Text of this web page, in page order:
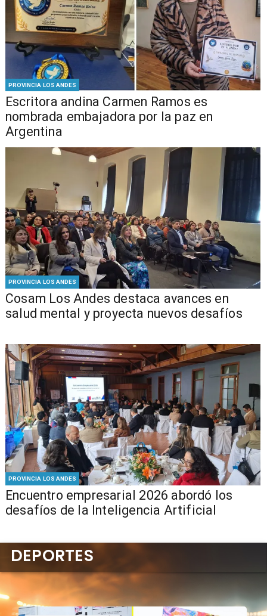
PROVINCIA LOS ANDES
Escritora andina Carmen Ramos es
nombrada embajadora por la paz en
Argentina
PROVINCIA LOS ANDES
Cosam Los Andes destaca avances en
salud mental y proyecta nuevos desafíos
PROVINCIA LOS ANDES
Encuentro empresarial 2026 abordó los
desafíos de la Inteligencia Artificial
DEPORTES